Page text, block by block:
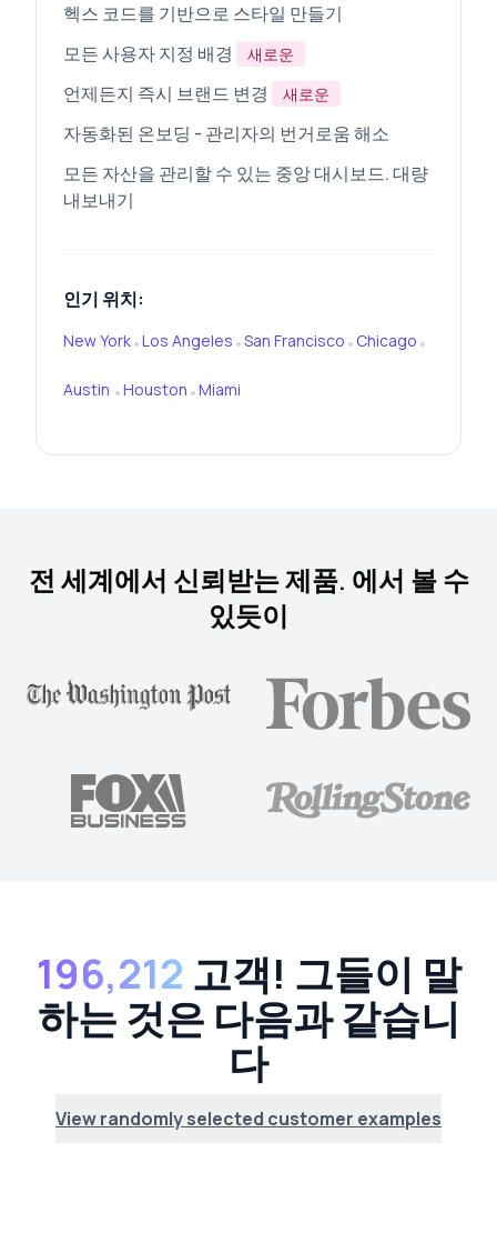
헥스 코드를 기반으로 스타일 만들기
모든 사용자 지정 배경
새로운
언제든지 즉시 브랜드 변경 새로운
자동화된 온보딩 - 관리자의 번거로움 해소
모든 자산을 관리할 수 있는 중앙 대시보드. 대량
내보내기
인기 위치:
New York•Los Angeles •San Francisco • Chicago •
Austin •Houston •Miami
전 세계에서 신뢰받는 제품. 에서 볼 수
있듯이
196,212 고객! 그들이 말
하는 것은 다음과 같습니
다
View randomly selected customer examples